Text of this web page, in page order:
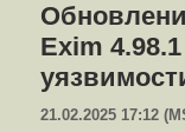
Exim
21.02.2025 17:12